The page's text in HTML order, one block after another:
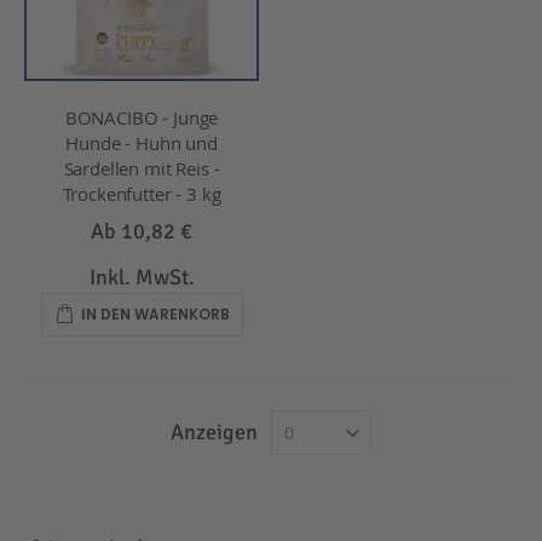
BONACIBO - Junge
Hunde - Huhn und
Sardellen mit Reis -
Trockenfutter - 3 kg
Ab 10,82 €
Inkl. MwSt.
IN DEN WARENKORB
Anzeigen